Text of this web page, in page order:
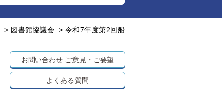
> 図書館協議会 > 令和7年度第2回船
お問い合わせ ご意見・ご要望
よくある質問